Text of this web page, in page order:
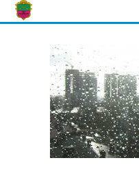
Skip
to